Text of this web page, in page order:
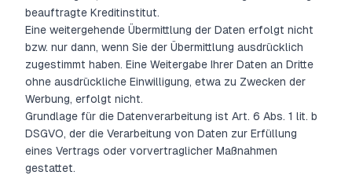
beauftragte Kreditinstitut.
Eine weitergehende Übermittlung der Daten erfolgt nicht
bzw. nur dann, wenn Sie der Übermittlung ausdrücklich
zugestimmt haben. Eine Weitergabe Ihrer Daten an Dritte
ohne ausdrückliche Einwilligung, etwa zu Zwecken der
Werbung, erfolgt nicht.
Grundlage für die Datenverarbeitung ist Art. 6 Abs. 1 lit. b
DSGVO, der die Verarbeitung von Daten zur Erfüllung
eines Vertrags oder vorvertraglicher Maßnahmen
gestattet.